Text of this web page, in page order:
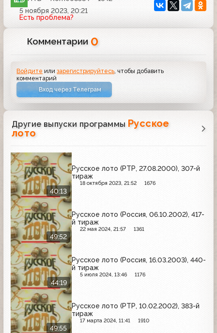
5 ноября 2023, 20:21
Есть проблема?
Комментарии 0
Войдите илизарегистрируйтесь , чтобы добавить
комментарий
Вход через Телеграм
Другие выпуски программы Русское
лото
40:13
Русское лото (РТР, 27.08.2000), 307-й
тираж
18 октября 2023, 21:52 1676
49:52
Русское лото (Россия, 06.10.2002), 417-
й тираж
22 мая 2024, 21:57 1361
44:19
Русское лото (Россия, 16.03.2003), 440-
й тираж
5 июля 2024, 13:46 1176
49:55
Русское лото (РТР, 10.02.2002), 383-й
тираж
17 марта 2024, 11:41 1910